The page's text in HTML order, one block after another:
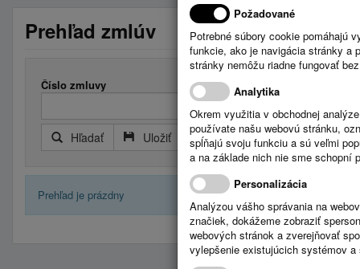
Prehľad zmlúv
Číslo zmluvy
Hľadať Uložiť Reset Rozšírený filter
Prehľad je prázdny
Požadované
Potrebné súbory cookie pomáhajú
funkcie, ako je navigácia stránky a
stránky nemôžu riadne fungovať
Analytika
Okrem využitia v obchodnej
používate našu webovú stránku,
spĺňajú svoju funkciu a sú veľmi
a na základe nich nie sme schopní
Personalizácia
Analýzou vášho správania na
značiek, dokážeme zobraziť
webových stránok a zverejňovať
vylepšenie existujúcich systémov